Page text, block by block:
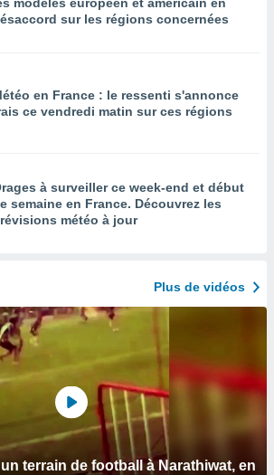
sur les régions concernées
en France : le ressenti s'annonce
ce vendredi matin sur ces régions
à surveiller ce week-end et début
semaine en France. Découvrez les
météo à jour
Plus de vidéos
terrain de football à Narathiwat, en